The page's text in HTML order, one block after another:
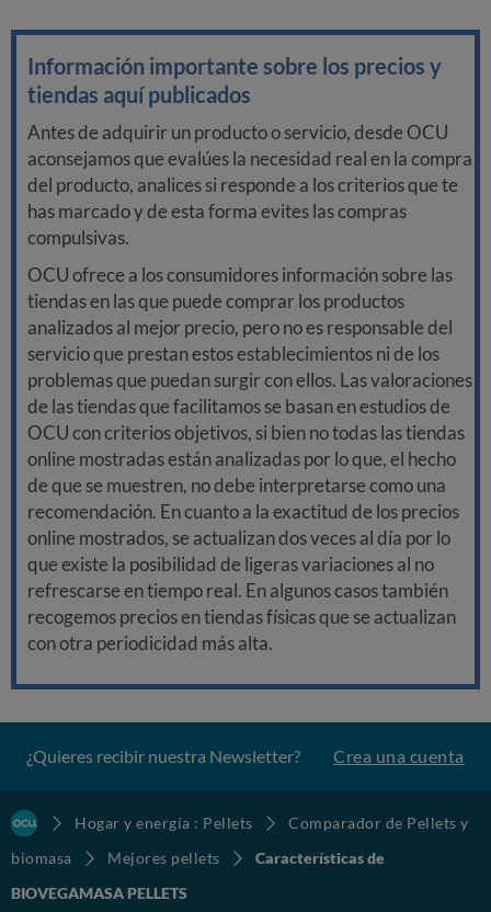
Información importante sobre los precios y
tiendas aquí publicados
Antes de adquirir un producto o servicio, desde OCU
aconsejamos que evalúes la necesidad real en la compra
del producto, analices si responde a los criterios que te
has marcado y de esta forma evites las compras
compulsivas.
OCU ofrece a los consumidores información sobre las
tiendas en las que puede comprar los productos
analizados al mejor precio, pero no es responsable del
servicio que prestan estos establecimientos ni de los
problemas que puedan surgir con ellos. Las valoraciones
de las tiendas que facilitamos se basan en estudios de
OCU con criterios objetivos, si bien no todas las tiendas
online mostradas están analizadas por lo que, el hecho
de que se muestren, no debe interpretarse como una
recomendación. En cuanto a la exactitud de los precios
online mostrados, se actualizan dos veces al día por lo
que existe la posibilidad de ligeras variaciones al no
refrescarse en tiempo real. En algunos casos también
recogemos precios en tiendas físicas que se actualizan
con otra periodicidad más alta.
¿Quieres recibir nuestra Newsletter? Crea una cuenta
Hogar y energía : Pellets
Comparador de Pellets y
biomasa
Mejores pellets
Características de
BIOVEGAMASA PELLETS